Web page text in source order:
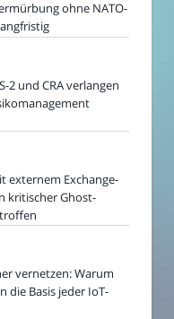
ohne NATO-
2 und CRA verlangen
externem Exchange-
kritischer Ghost-
vernetzen: Warum
die Basis jeder IoT-